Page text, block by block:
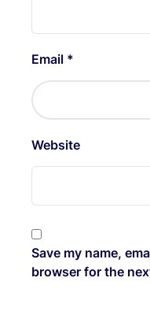
Email *
Website
Save my name,
browser for the